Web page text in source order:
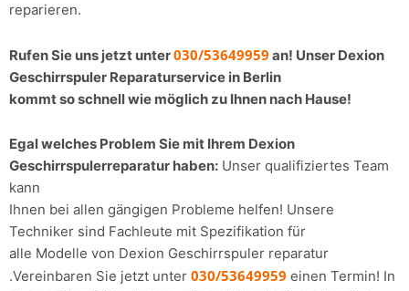
reparieren.
Rufen Sie uns jetzt unter030/53649959 an! Unser Dexion
Geschirrspuler Reparaturservice in Berlin
kommt so schnell wie möglich zu Ihnen nach Hause!
Egal welches Problem Sie mit Ihrem Dexion
Geschirrspulerreparatur haben: Unser qualifiziertes Team
kann
Ihnen bei allen gängigen Probleme helfen! Unsere
Techniker sind Fachleute mit Spezifikation für
alle Modelle von Dexion Geschirrspuler reparatur
.Vereinbaren Sie jetzt unter 030/53649959 einen Termin! In